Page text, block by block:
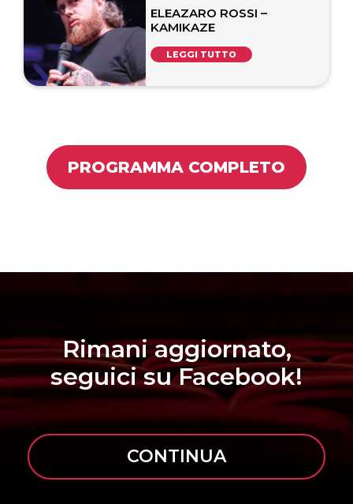
ELEAZARO ROSSI –
KAMIKAZE
LEGGI TUTTO
PROGRAMMA COMPLETO
Rimani aggiornato,
seguici su Facebook!
CONTINUA